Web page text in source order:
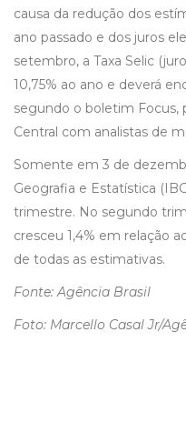
causa da redução dos
ano passado e dos juros
setembro, a Taxa Selic
10,75% ao ano e deverá
segundo o boletim Focus,
Central com analistas de
Somente em 3 de
Geografia e Estatística
trimestre. No segundo
cresceu 1,4% em relação
de todas as estimativas.
Fonte: Agência Brasil
Foto: Marcello Casal Jr/